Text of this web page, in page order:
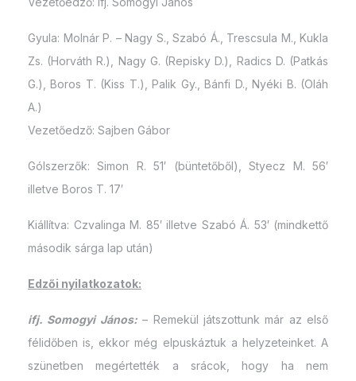
Gyula: Molnár P. – Nagy S., Szabó Á., Trescsula M., Kukla
Zs. (Horváth R.), Nagy G. (Repisky D.), Radics D. (Patkás
G.), Boros T. (Kiss T.), Palik Gy., Bánfi D., Nyéki B. (Oláh
A.)
Vezetőedző: Sajben Gábor
Gólszerzők: Simon R. 51′ (büntetőből), Styecz M. 56′
illetve Boros T. 17′
Kiállítva: Czvalinga M. 85′ illetve Szabó Á. 53′ (mindkettő
második sárga lap után)
Edzői nyilatkozatok:
ifj. Somogyi János: – Remekül játszottunk már az első
félidőben is, ekkor még elpuskáztuk a helyzeteinket. A
szünetben megértették a srácok, hogy ha nem